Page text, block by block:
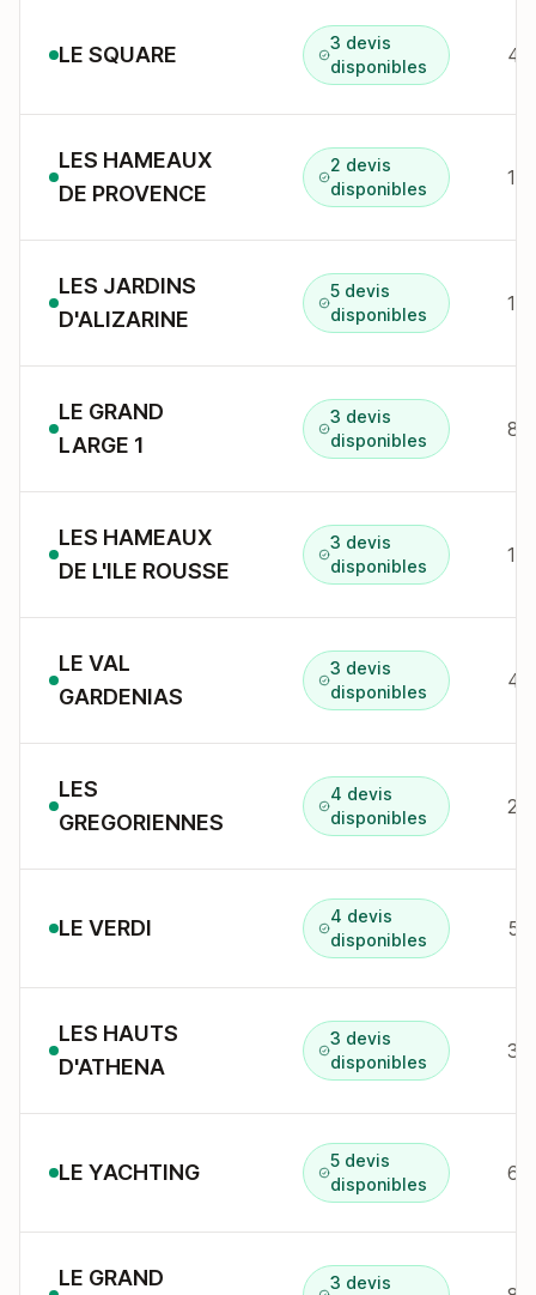
LE SQUARE
3 devis
disponibles
LES HAMEAUX
DE PROVENCE
2 devis
disponibles
LES JARDINS
D'ALIZARINE
5 devis
disponibles
LE GRAND
LARGE 1
3 devis
disponibles
LES HAMEAUX
DE L'ILE ROUSSE
3 devis
disponibles
LE VAL
GARDENIAS
3 devis
disponibles
44
LES
GREGORIENNES
4 devis
disponibles
23
LE VERDI
4 devis
disponibles
LES HAUTS
D'ATHENA
3 devis
disponibles
LE YACHTING
5 devis
disponibles
60
LE GRAND
3 devis